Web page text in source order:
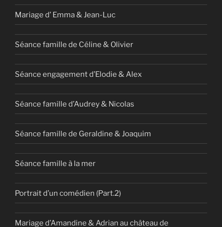
Mariage d’ Emma & Jean-Luc
Séance famille de Céline & Olivier
Séance engagement d’Elodie & Alex
Séance famille d’Audrey & Nicolas
Séance famille de Geraldine & Joaquim
Séance famille à la mer
Portrait d’un comédien (Part.2)
Mariage d’Amandine & Adrian au château de